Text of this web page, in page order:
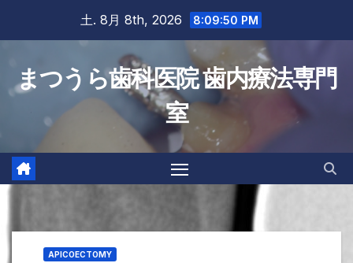
土. 8月 8th, 2026 8:09:52 PM
まつうら歯科医院 歯内療法専門
室
APICOECTOMY